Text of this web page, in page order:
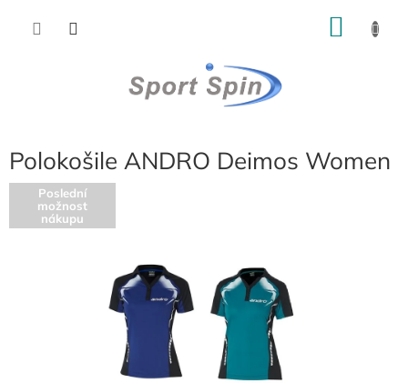
Polokošile ANDRO Deimos Women
Poslední
možnost
nákupu